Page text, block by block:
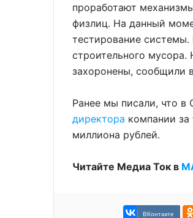
проработают
физлиц. На данный
тестирование
строительного мусора.
захоронены, сообщили
Ранее мы писали, что в
директора компании
миллиона рублей.
Читайте Медиа Ток в
ВКонтакте